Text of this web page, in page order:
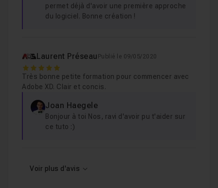
Leçon 14 Sauvegarde, export et présentation client
permet déjà d'avoir une première approche
du logiciel. Bonne création !
Laurent Préseau Publié le 09/05/2020
5
Très bonne petite formation pour commencer avec
Adobe XD. Clair et concis.
Joan Haegele
Bonjour à toi Nos, ravi d'avoir pu t'aider sur
ce tuto :)
Voir plus d'avis